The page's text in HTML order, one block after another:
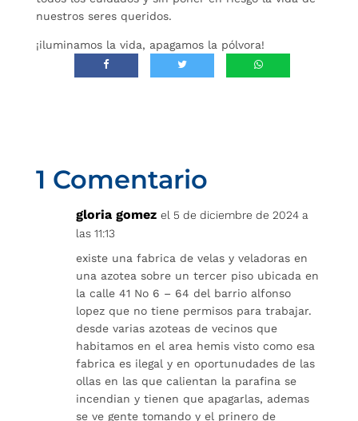
nuestros seres queridos.
¡iluminamos la vida, apagamos la pólvora!
1 Comentario
gloria gomez el 5 de diciembre de 2024 a
las 11:13
existe una fabrica de velas y veladoras en
una azotea sobre un tercer piso ubicada en
la calle 41 No 6 – 64 del barrio alfonso
lopez que no tiene permisos para trabajar.
desde varias azoteas de vecinos que
habitamos en el area hemis visto como esa
fabrica es ilegal y en oportunudades de las
ollas en las que calientan la parafina se
incendian y tienen que apagarlas, ademas
se ve gente tomando y el prinero de